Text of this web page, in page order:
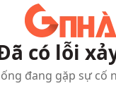
có lỗi
đang gặp sự cố